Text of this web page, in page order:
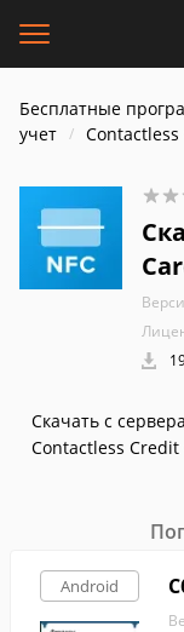
Бесплатные
учет
Скачать с
Contactless Credit
Android